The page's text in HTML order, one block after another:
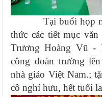
Tại buổi họp mặt,
thức các tiết mục
Trương Hoàng Vũ -
công đoàn trường
nhà giáo Việt Nam.;
cô nghỉ hưu, hết tuổi